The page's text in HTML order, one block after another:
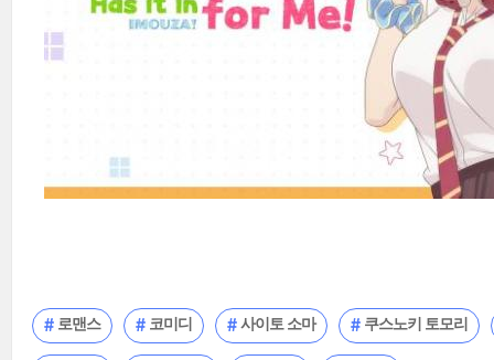
로맨스 코미디 사이토 소마 쿠스노키 토모리